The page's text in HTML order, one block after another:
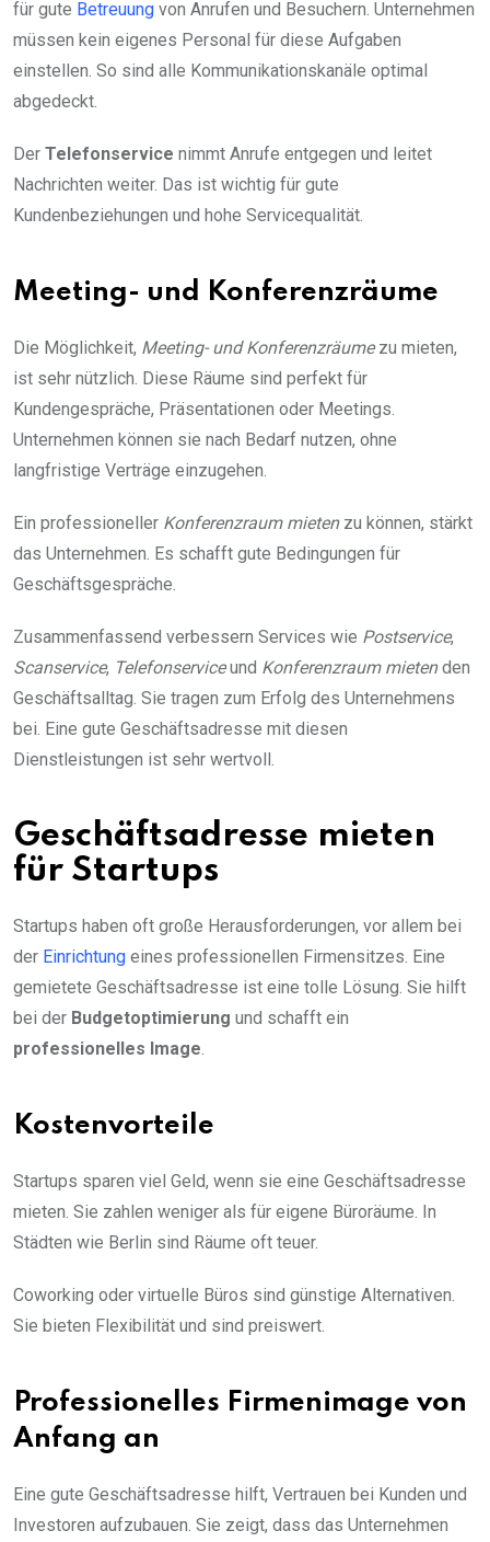
für gute Betreuung von Anrufen und Besuchern. Unternehmen
müssen kein eigenes Personal für diese Aufgaben
einstellen. So sind alle Kommunikationskanäle optimal
abgedeckt.
Der Telefonservice nimmt Anrufe entgegen und leitet
Nachrichten weiter. Das ist wichtig für gute
Kundenbeziehungen und hohe Servicequalität.
Meeting- und Konferenzräume
Die Möglichkeit, Meeting- und Konferenzräumezu mieten,
ist sehr nützlich. Diese Räume sind perfekt für
Kundengespräche, Präsentationen oder Meetings.
Unternehmen können sie nach Bedarf nutzen, ohne
langfristige Verträge einzugehen.
Ein professioneller Konferenzraum mietenzu können, stärkt
das Unternehmen. Es schafft gute Bedingungen für
Geschäftsgespräche.
Zusammenfassend verbessern Services wie Postservice,
Scanservice, Telefonserviceund Konferenzraum mietenden
Geschäftsalltag. Sie tragen zum Erfolg des Unternehmens
bei. Eine gute Geschäftsadresse mit diesen
Dienstleistungen ist sehr wertvoll.
Geschäftsadresse mieten
für Startups
Startups haben oft große Herausforderungen, vor allem bei
der Einrichtung eines professionellen Firmensitzes. Eine
gemietete Geschäftsadresse ist eine tolle Lösung. Sie hilft
bei der Budgetoptimierung und schafft ein
professionelles Image
Kostenvorteile
Startups sparen viel Geld, wenn sie eine Geschäftsadresse
mieten. Sie zahlen weniger als für eigene Büroräume. In
Städten wie Berlin sind Räume oft teuer.
Coworking oder virtuelle Büros sind günstige Alternativen.
Sie bieten Flexibilität und sind preiswert.
Professionelles Firmenimage von
Anfang an
Eine gute Geschäftsadresse hilft, Vertrauen bei Kunden und
Investoren aufzubauen. Sie zeigt, dass das Unternehmen